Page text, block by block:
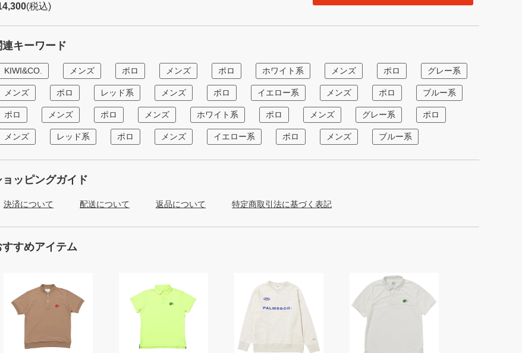
(税込)
連キーワード
KIWI&CO. メンズ ポロ メンズ ポロ ホワイト系 メンズ ポロ グレー系
メンズ ポロ レッド系 メンズ ポロ イエロー系 メンズ ポロ ブルー系
ポロ メンズ ポロ メンズ ホワイト系 ポロ メンズ グレー系 ポロ
メンズ レッド系 ポロ メンズ イエロー系 ポロ メンズ ブルー系
ョッピングガイド
決済について 配送について 返品について 特定商取引法に基づく表記
すすめアイテム